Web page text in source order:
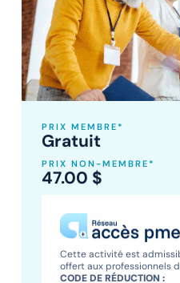
PRIX MEMBRE*
Gratuit
PRIX NON-MEMBRE*
47.00 $
Cette activité est
offert aux professionnels
CODE DE RÉDUCTION :